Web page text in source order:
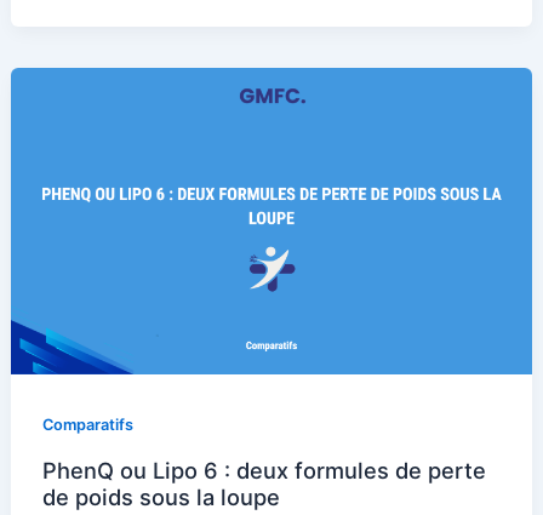
Comparatifs
PhenQ ou Lipo 6 : deux formules de perte
de poids sous la loupe